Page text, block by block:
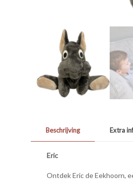
Beschrijving Extra
Eric
Ontdek Eric de Eekhoorn,